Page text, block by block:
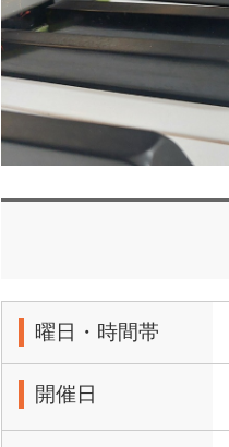
曜日・時間帯
開催日